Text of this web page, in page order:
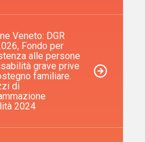
Veneto: DGR
Fondo per
alle persone
grave prive
familiare.
di
2024